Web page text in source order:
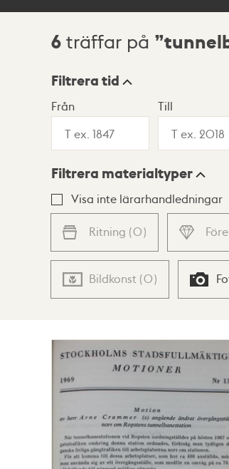
Sökresultat
6 träffar på
Visningsläge
Lista Karta
Filtrera tid
Från Till
Filtrera materialtyper
Visa inte lärarhandledningar
Ritning (0)
Bildkonst (0)